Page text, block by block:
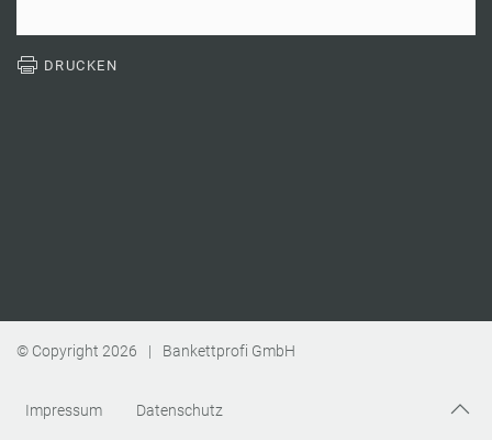
DRUCKEN
© Copyright 2026 | Bankettprofi GmbH
Impressum Datenschutz